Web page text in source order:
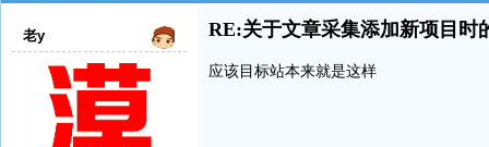
老y RE:关于文章采集添加新项目时
应该目标站本来就是这样